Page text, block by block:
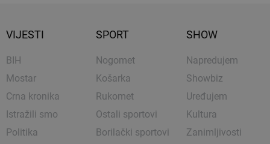
VIJESTI
BIH
Mostar
Crna kronika
Istražili smo
Politika
SPORT
Nogomet
Košarka
Rukomet
Ostali sportovi
Borilački sportovi
SHOW
Napredujem
Showbiz
Uređujem
Kultura
Zanimljivosti